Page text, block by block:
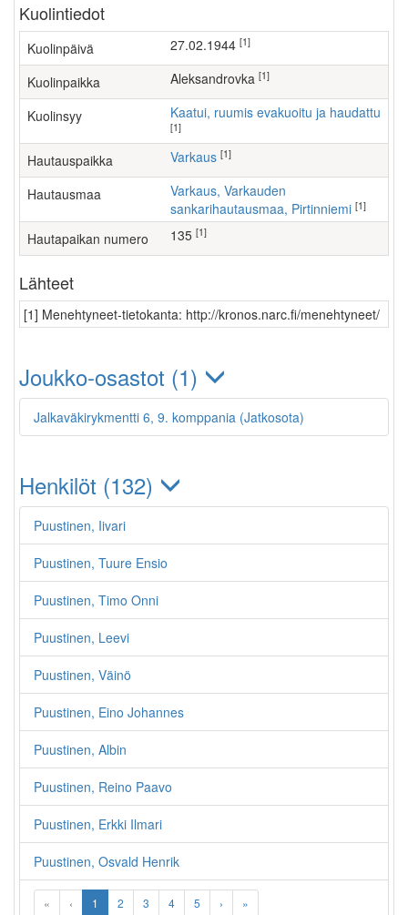
Kuolintiedot
Kuolinpäivä 27.02.1944 [1]
Kuolinpaikka Aleksandrovka [1]
Kuolinsyy Kaatui, ruumis evakuoitu ja haudattu
[1]
Hautauspaikka Varkaus [1]
Hautausmaa
Varkaus, Varkauden
sankarihautausmaa, Pirtinniemi [1]
Hautapaikan numero 135 [1]
Lähteet
[1] Menehtyneet-tietokanta: http://kronos.narc.fi/menehtyneet/
Joukko-osastot (1)
Jalkaväkirykmentti 6, 9. komppania (Jatkosota)
Henkilöt (132)
Puustinen, Iivari
Puustinen, Tuure Ensio
Puustinen, Timo Onni
Puustinen, Leevi
Puustinen, Väinö
Puustinen, Eino Johannes
Puustinen, Albin
Puustinen, Reino Paavo
Puustinen, Erkki Ilmari
Puustinen, Osvald Henrik
« ‹ 1 2 3 4 5 › »